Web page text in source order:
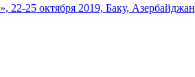
22-25 октября 2019, Баку, Азербайджан